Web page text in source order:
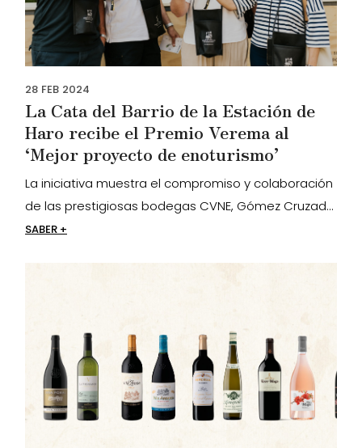
28 FEB 2024
La Cata del Barrio de la Estación de
Haro recibe el Premio Verema al
‘Mejor proyecto de enoturismo’
La iniciativa muestra el compromiso y colaboración
de las prestigiosas bodegas CVNE, Gómez Cruzad...
SABER +